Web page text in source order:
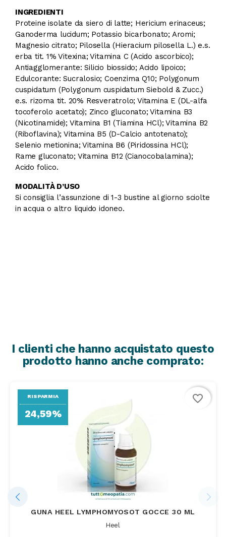
INGREDIENTI
Proteine isolate da siero di latte; Hericium erinaceus;
Ganoderma lucidum; Potassio bicarbonato; Aromi;
Magnesio citrato; Pilosella (Hieracium pilosella L.) e.s.
erba tit. 1% Vitexina; Vitamina C (Acido ascorbico);
Antiagglomerante: Silicio biossido; Acido lipoico;
Edulcorante: Sucralosio; Coenzima Q10; Polygonum
cuspidatum (Polygonum cuspidatum Siebold & Zucc.)
e.s. rizoma tit. 20% Resveratrolo; Vitamina E (DL-alfa
tocoferolo acetato); Zinco gluconato; Vitamina B3
(Nicotinamide); Vitamina B1 (Tiamina HCl); Vitamina B2
(Riboflavina); Vitamina B5 (D-Calcio antotenato);
Selenio metionina; Vitamina B6 (Piridossina HCl);
Rame gluconato; Vitamina B12 (Cianocobalamina);
Acido folico.
MODALITÀ D’USO
Si consiglia l’assunzione di 1-3 bustine al giorno sciolte
in acqua o altro liquido idoneo.
I clienti che hanno acquistato questo
prodotto hanno anche comprato:
GUNA HEEL LYMPHOMYOSOT GOCCE 30 ML
Heel
RISPARMIA
24,59%
favorite_border